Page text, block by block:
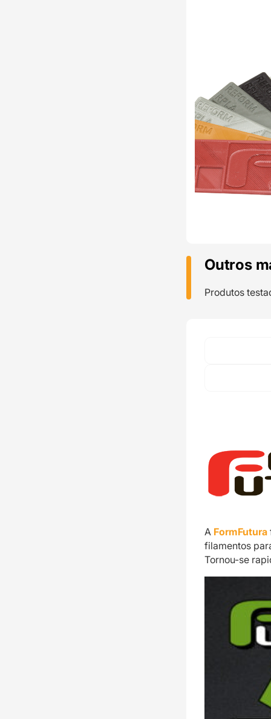
Outros
Produtos
A FormFutura
filamentos
Tornou-se